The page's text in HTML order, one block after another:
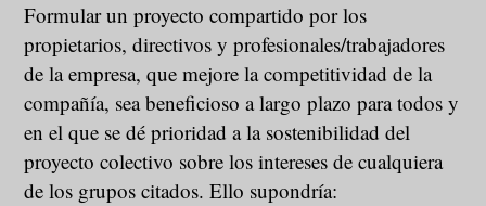
Formular un proyecto compartido por los
propietarios, directivos y profesionales/trabajadores
de la empresa, que mejore la competitividad de la
compañía, sea beneficioso a largo plazo para todos y
en el que se dé prioridad a la sostenibilidad del
proyecto colectivo sobre los intereses de cualquiera
de los grupos citados. Ello supondría: